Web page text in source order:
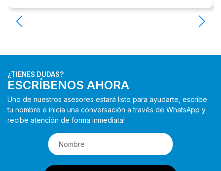
¿TIENES DUDAS?
ESCRÍBENOS AHORA
Uno de nuestros asesores estará listo para ayudarte, escribe
tu nombre e inicia una conversación a través de WhatsApp y
recibe atención de forma inmediata!